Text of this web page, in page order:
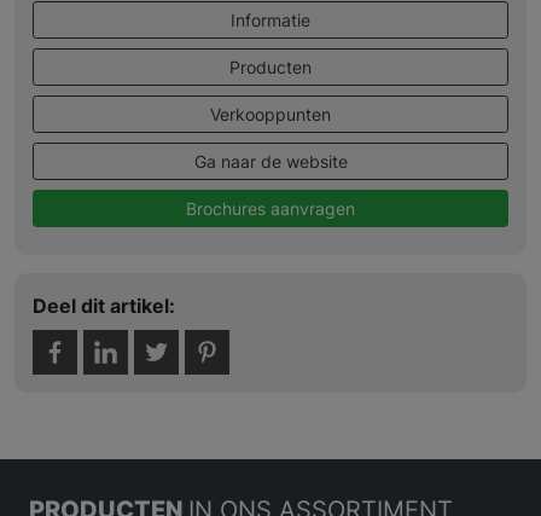
Informatie
Producten
Verkooppunten
Ga naar de website
Brochures aanvragen
Deel dit artikel:
PRODUCTEN IN ONS ASSORTIMENT